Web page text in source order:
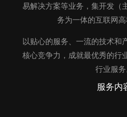
易解决方案等业务，集开发（
务为一体的互联网高
以贴心的服务、一流的技术和
核心竞争力，成就最优秀的行
行业服务
服务内